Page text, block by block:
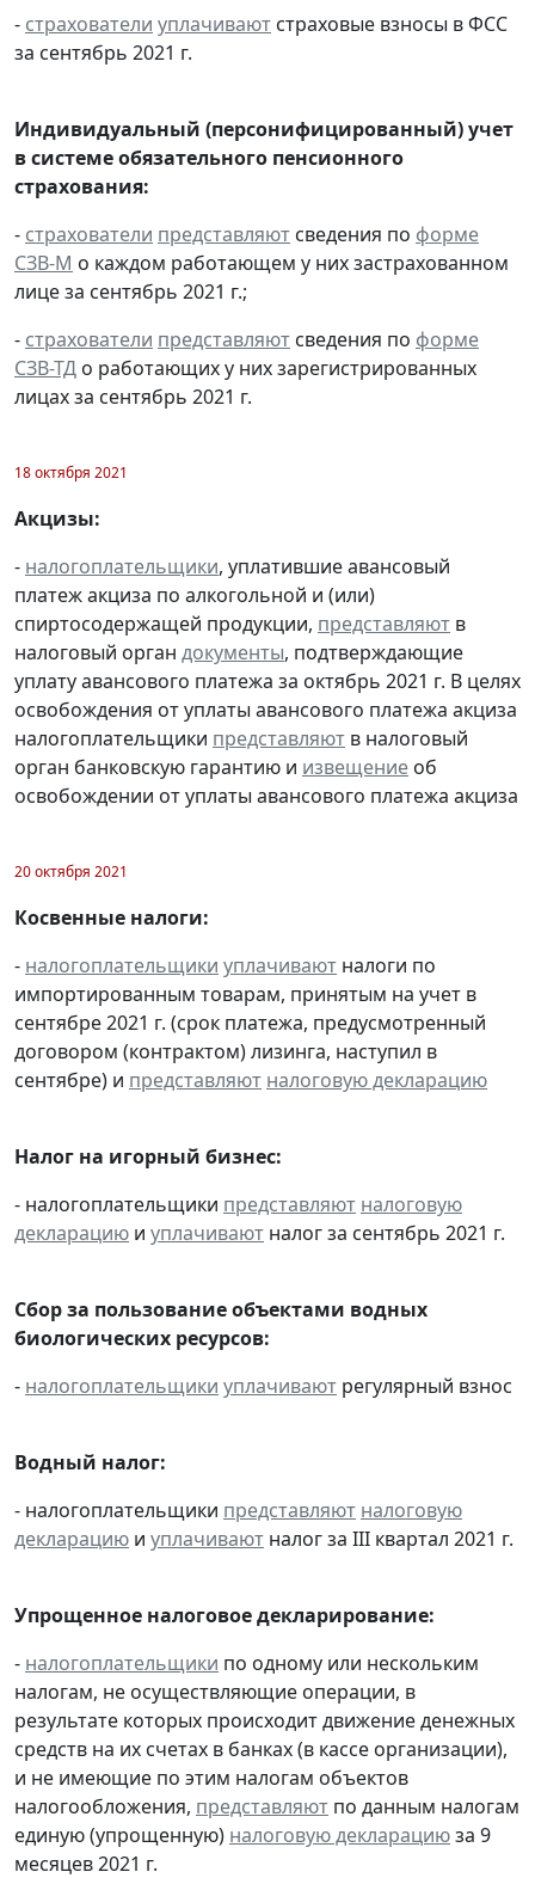
- страхователи уплачивают страховые взносы в ФСС
за сентябрь 2021 г.
Индивидуальный (персонифицированный) учет
в системе обязательного пенсионного
страхования:
- страхователи представляют сведения по форме
СЗВ-М о каждом работающем у них застрахованном
лице за сентябрь 2021 г.;
- страхователи представляют сведения по форме
СЗВ-ТД о работающих у них зарегистрированных
лицах за сентябрь 2021 г.
18 октября 2021
Акцизы:
- налогоплательщики, уплатившие авансовый
платеж акциза по алкогольной и (или)
спиртосодержащей продукции, представляют в
налоговый орган документы, подтверждающие
уплату авансового платежа за октябрь 2021 г. В целях
освобождения от уплаты авансового платежа акциза
налогоплательщики представляют в налоговый
орган банковскую гарантию и извещение об
освобождении от уплаты авансового платежа акциза
20 октября 2021
Косвенные налоги:
- налогоплательщики уплачивают налоги по
импортированным товарам, принятым на учет в
сентябре 2021 г. (срок платежа, предусмотренный
договором (контрактом) лизинга, наступил в
сентябре) и представляют налоговую декларацию
Налог на игорный бизнес:
- налогоплательщики представляют налоговую
декларацию и уплачивают налог за сентябрь 2021 г.
Сбор за пользование объектами водных
биологических ресурсов:
- налогоплательщики уплачивают регулярный взнос
Водный налог:
- налогоплательщики представляют налоговую
декларацию и уплачивают налог за III квартал 2021 г.
Упрощенное налоговое декларирование:
- налогоплательщики по одному или нескольким
налогам, не осуществляющие операции, в
результате которых происходит движение денежных
средств на их счетах в банках (в кассе организации),
и не имеющие по этим налогам объектов
налогообложения, представляют по данным налогам
единую (упрощенную) налоговую декларациюза 9
месяцев 2021 г.